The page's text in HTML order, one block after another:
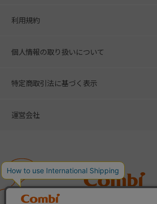
利用規約
個人情報の取り扱いについて
特定商取引法に基づく表示
運営会社